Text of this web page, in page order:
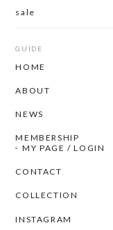
sale
GUIDE
HOME
ABOUT
NEWS
MEMBERSHIP
MY PAGE / LOGIN
CONTACT
COLLECTION
INSTAGRAM